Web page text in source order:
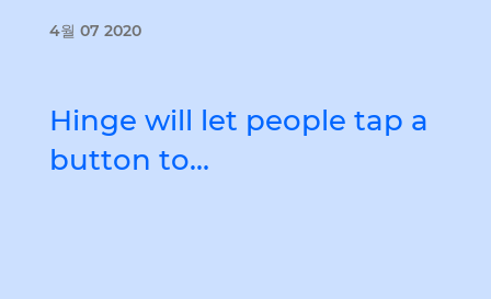
4월 07 2020
Hinge will let people tap a
button to…